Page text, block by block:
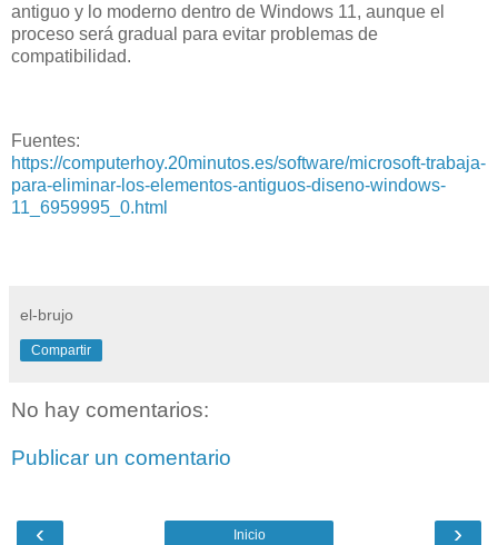
antiguo y lo moderno dentro de Windows 11, aunque el
proceso será gradual para evitar problemas de
compatibilidad.
Fuentes:
https://computerhoy.20minutos.es/software/microsoft-trabaja-
para-eliminar-los-elementos-antiguos-diseno-windows-
11_6959995_0.html
el-brujo
Compartir
No hay comentarios:
Publicar un comentario
‹ ›
Inicio